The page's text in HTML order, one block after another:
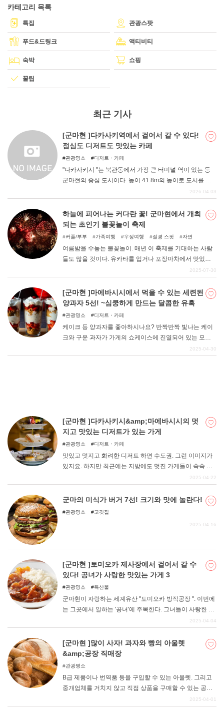
여행작가 모집
카테고리 목록
특집 관광스팟
푸드&드링크 액티비티
숙박 쇼핑
꿀팁
최근 기사
[군마현 ]다카사키역에서 걸어서 갈 수 있다!
점심도 디저트도 맛있는 카페
관광명소 디저트・카페
"다카사키시 "는 북관동에서 가장 큰 터미널 역이 있는 등
군마현의 중심 도시이다. 높이 41.8m의 높이로 도시를 내
려다보고 있는 백의대관음( ") ", 수국이 유명한 "청수사(세
많아 군마 관광의 거점으로 삼는 사람도 많은 곳이다. 이번
에는 그런 다카사키시에 있는 '카페'를 정리해 보았다. 다카
사키역에서 걸어서 갈 수 있고, 점심도 디저트도 맛있는 가
2026-04-03
하늘에 피어나는 커다란 꽃! 군마현에서 개최
되는 초인기 불꽃놀이 축제
커플/부부 가족여행 우정여행 절경 스팟 자연
여름밤을 수놓는 불꽃놀이. 매년 이 축제를 기대하는 사람
들도 많을 것이다. 유카타를 입거나 포장마차에서 맛있는
음식을 사먹는 것도 즐거움 중 하나다. 군마현에서도 매년
기 있는 것들을 엄선해 소개한다. 주변 관광 명소에 대한 소
개도 있으니 꼭 확인해보자.
2025-07-30
[군마현 ]마에바시시에서 먹을 수 있는 세련된
양과자 5선! ~심쿵하게 만드는 달콤한 유혹
관광명소 디저트・카페
케이크 등 양과자를 좋아하시나요? 반짝반짝 빛나는 케이
크와 구운 과자가 가게의 쇼케이스에 진열되어 있는 모습
은 몇 번을 보아도 설렌다. 이번 기사에서는 군마현 마에바
2025-04-30
[군마현 ]다카사키시&amp;마에바시시의 멋
지고 맛있는 디저트가 있는 가게
관광명소 디저트・카페
맛있고 멋지고 화려한 디저트 하면 수도권. 그런 이미지가
있지요. 하지만 최근에는 지방에도 멋진 가게들이 속속 문
을 열고 있다. 물론 군마현에도 반짝반짝 빛나는 디저트가
소재지 "마에바시시 "에 한정하여 오샤레스이츠가 있는 가
게를 정리해 보았다. 드라이브나 여행의 동반자로 달콤한
2025-04-22
군마의 미식가 버거 7선! 크기와 맛에 놀란다!
관광명소 고깃집
2025-04-16
[군마현 ]토미오카 제사장에서 걸어서 갈 수
있다! 공녀가 사랑한 맛있는 가게 3
관광명소 특산물
군마현이 자랑하는 세계유산 "토미오카 방직공장 ". 이번에
는 그곳에서 일하는 '공녀'에 주목한다. 그녀들이 사랑한 현
지 맛집을 소개합니다. 토미오카 제사장에서 걸어서 갈 수
녀들이 어떤 사람들이었는지 설명해 드리겠습니다.
2025-04-04
[군마현 ]많이 사자! 과자와 빵의 아울렛
&amp;공장 직매장
관광명소
B급 제품이나 번역품 등을 구입할 수 있는 아울렛. 그리고
중개업체를 거치지 않고 직접 상품을 구매할 수 있는 공장
직매장. 둘 다 '합리적'이라는 점이 매우 만족스럽다. 군마현
2025-04-01